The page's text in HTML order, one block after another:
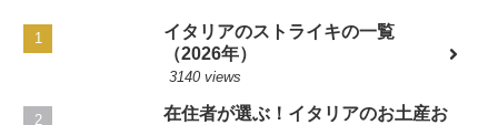
イタリアのストライキの一覧
（2026年）
3140 views
在住者が選ぶ！イタリアのお土産お